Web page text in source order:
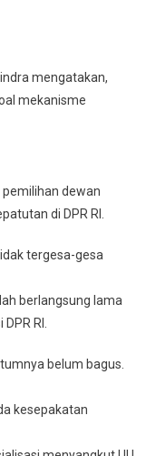
mengatakan,
mekanisme
dewan
di DPR RI.
tergesa-gesa
berlangsung lama
RI.
belum bagus.
kesepakatan